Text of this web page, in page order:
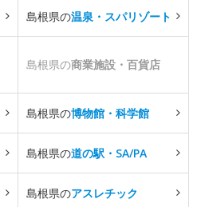
島根県の温泉・スパリゾート
島根県の商業施設・百貨店
島根県の博物館・科学館
島根県の道の駅・SA/PA
島根県のアスレチック